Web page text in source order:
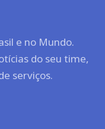
e no Mundo.
do seu time,
serviços.